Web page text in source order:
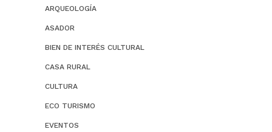
ARQUEOLOGÍA
ASADOR
BIEN DE INTERÉS CULTURAL
CASA RURAL
CULTURA
ECO TURISMO
EVENTOS